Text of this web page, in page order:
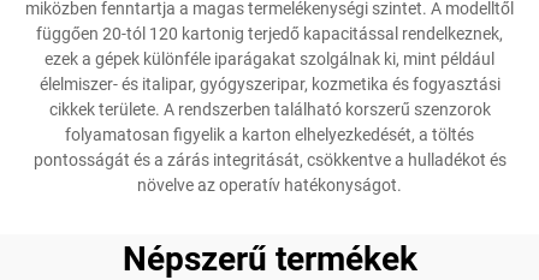
miközben fenntartja a magas termelékenységi szintet. A modelltől
függően 20-tól 120 kartonig terjedő kapacitással rendelkeznek,
ezek a gépek különféle iparágakat szolgálnak ki, mint például
élelmiszer- és italipar, gyógyszeripar, kozmetika és fogyasztási
cikkek területe. A rendszerben található korszerű szenzorok
folyamatosan figyelik a karton elhelyezkedését, a töltés
pontosságát és a zárás integritását, csökkentve a hulladékot és
növelve az operatív hatékonyságot.
Népszerű termékek